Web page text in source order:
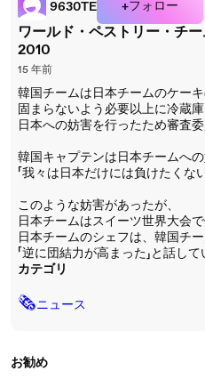
9630TE +フォロー
ワールド・ペストリー・チ
2010
15 年前
韓国チームは日本チームのケー
固まらないよう必要以上に冷蔵
日本への妨害を行ったため審査
韓国キャプテンは日本チームへ
「我々は日本だけには負けたくな
このような妨害があったが、
日本チームはスイーツ世界大会で
日本チームのシェフは、韓国チ
「逆に団結力が高まった」と話して
カテゴリ
🗞ニュース
お勧め